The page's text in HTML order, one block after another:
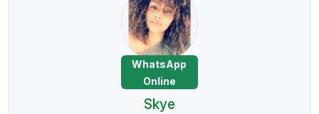
WhatsApp
Online
Skye